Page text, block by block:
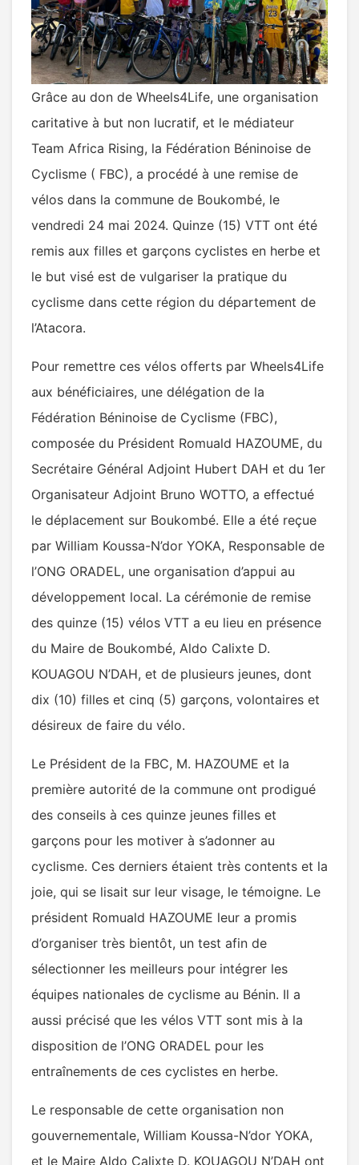
Grâce au don de Wheels4Life, une organisation
caritative à but non lucratif, et le médiateur
Team Africa Rising, la Fédération Béninoise de
Cyclisme ( FBC), a procédé à une remise de
vélos dans la commune de Boukombé, le
vendredi 24 mai 2024. Quinze (15) VTT ont été
remis aux filles et garçons cyclistes en herbe et
le but visé est de vulgariser la pratique du
cyclisme dans cette région du département de
l’Atacora.
Pour remettre ces vélos offerts par Wheels4Life
aux bénéficiaires, une délégation de la
Fédération Béninoise de Cyclisme (FBC),
composée du Président Romuald HAZOUME, du
Secrétaire Général Adjoint Hubert DAH et du 1er
Organisateur Adjoint Bruno WOTTO, a effectué
le déplacement sur Boukombé. Elle a été reçue
par William Koussa-N’dor YOKA, Responsable de
l’ONG ORADEL, une organisation d’appui au
développement local. La cérémonie de remise
des quinze (15) vélos VTT a eu lieu en présence
du Maire de Boukombé, Aldo Calixte D.
KOUAGOU N’DAH, et de plusieurs jeunes, dont
dix (10) filles et cinq (5) garçons, volontaires et
désireux de faire du vélo.
Le Président de la FBC, M. HAZOUME et la
première autorité de la commune ont prodigué
des conseils à ces quinze jeunes filles et
garçons pour les motiver à s’adonner au
cyclisme. Ces derniers étaient très contents et la
joie, qui se lisait sur leur visage, le témoigne. Le
président Romuald HAZOUME leur a promis
d’organiser très bientôt, un test afin de
sélectionner les meilleurs pour intégrer les
équipes nationales de cyclisme au Bénin. Il a
aussi précisé que les vélos VTT sont mis à la
disposition de l’ONG ORADEL pour les
entraînements de ces cyclistes en herbe.
Le responsable de cette organisation non
gouvernementale, William Koussa-N’dor YOKA,
et le Maire Aldo Calixte D. KOUAGOU N’DAH ont